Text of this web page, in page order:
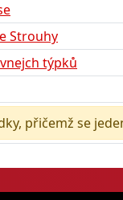
Strouhy
týpků
přičemž se